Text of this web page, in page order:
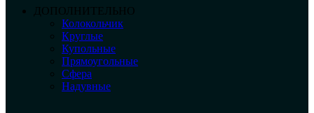
ДОПОЛНИТЕЛЬНО
Колокольчик
Круглые
Купольные
Прямоугольные
Сфера
Надувные